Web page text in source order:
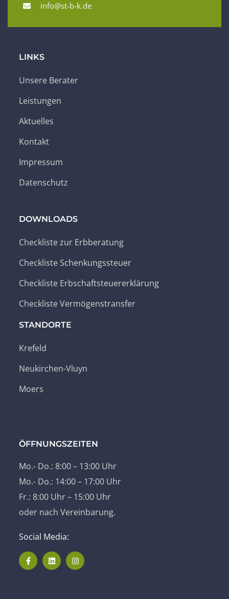
info@st-b-k.de
LINKS
Unsere Berater
Leistungen
Aktuelles
Kontakt
Impressum
Datenschutz
DOWNLOADS
Checkliste zur Erbberatung
Checkliste Schenkungssteuer
Checkliste Erbschaftsteuererklärung
Checkliste Vermögenstransfer
STANDORTE
Krefeld
Neukirchen-Vluyn
Moers
ÖFFNUNGSZEITEN
Mo.- Do.: 8:00 – 13:00 Uhr
Mo.- Do.: 14:00 – 17:00 Uhr
Fr.: 8:00 Uhr – 15:00 Uhr
oder nach Vereinbarung.
Social Media: